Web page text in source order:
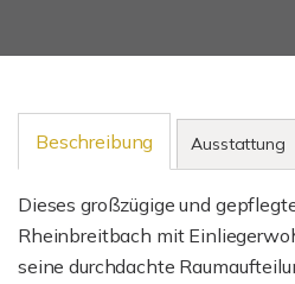
Beschreibung Ausstattung
Dieses großzügige und
Rheinbreitbach mit
seine durchdachte